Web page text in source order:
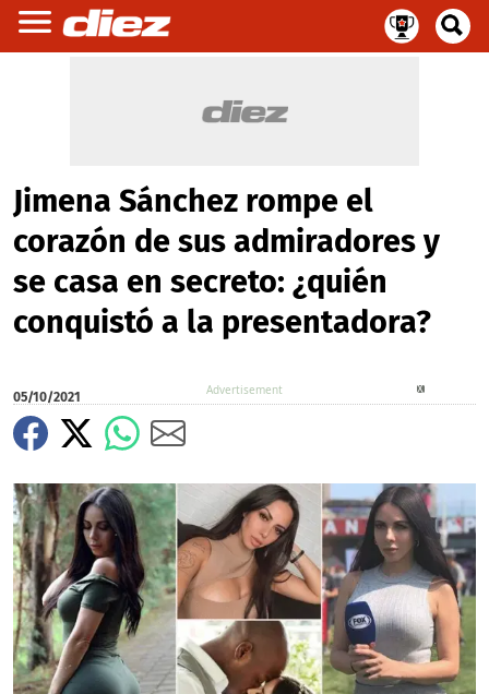
Jimena Sánchez rompe el
corazón de sus admiradores y
se casa en secreto: ¿quién
conquistó a la presentadora?
05/10/2021
X